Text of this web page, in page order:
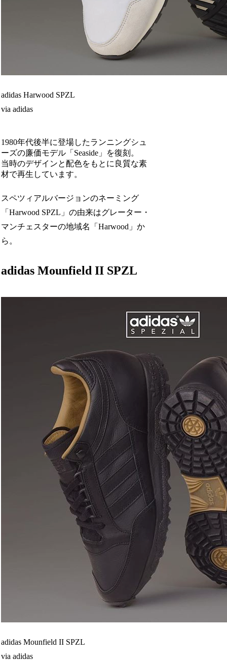
adidas Harwood SPZL
via adidas
1980年代後半に登場したランニングシュ
ーズの廉価モデル「Seaside」を復刻。
当時のデザインと配色をもとに良質な素
材で再生しています。
スペツィアルバージョンのネーミング
「Harwood SPZL」の由来はグレーター・
マンチェスターの地域名「Harwood」か
ら。
adidas Mounfield II SPZL
adidas Mounfield II SPZL
via adidas